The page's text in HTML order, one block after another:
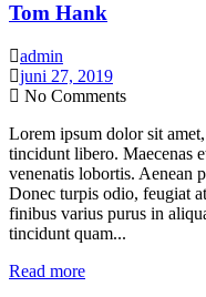
Tom Hank
admin
juni 27, 2019
No Comments
Lorem ipsum dolor sit
tincidunt libero. Maecenas
venenatis lobortis. Aenean
Donec turpis odio, feugiat
finibus varius purus in
tincidunt quam...
Read more